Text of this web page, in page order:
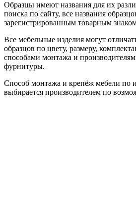
Образцы имеют названия для их
поиска по сайту, все названия
зарегистрированным товарным
Все мебельные изделия могут
образцов по цвету, размеру,
способами монтажа и
фурнитуры.
Способ монтажа и крепёж мебели по
выбирается производителем по